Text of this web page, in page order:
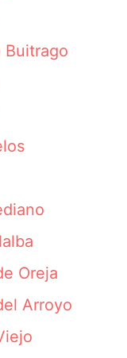
Buitrago
Oreja
Arroyo